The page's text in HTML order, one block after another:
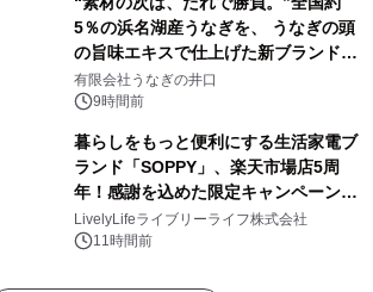
5％の浜名湖産うなぎを、 うなぎの頭
の旨味エキスで仕上げた新ブランド
「井口の誉」誕生
有限会社うなぎの井口
9時間前
暮らしをもっと便利にする生活家電ブ
ランド「SOPPY」、楽天市場店5周
年！感謝を込めた限定キャンペーンを
8月10日より開催
LivelyLifeライブリーライフ株式会社
11時間前